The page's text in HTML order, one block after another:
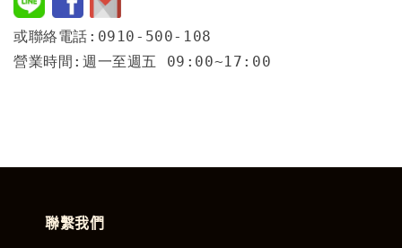
或聯絡電話:0910-500-108
營業時間:週一至週五 09:00~17:00
聯繫我們